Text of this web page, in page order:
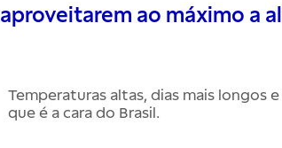
aproveitarem ao máximo a
Temperaturas altas, dias mais longos
que é a cara do Brasil.